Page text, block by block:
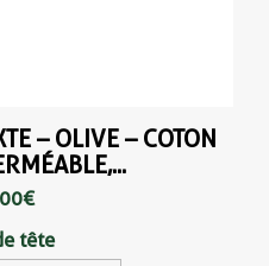
– OLIVE – COTON
€
tête